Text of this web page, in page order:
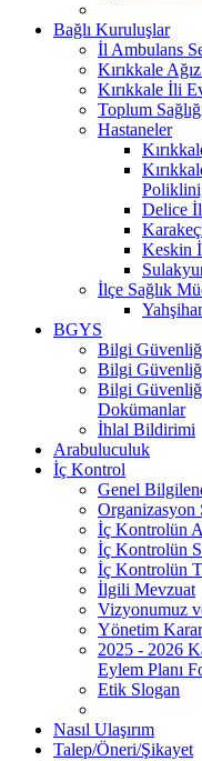
Bağlı Kuruluşlar
İl Ambulans
Kırıkkale
Kırıkkale İli
Toplum
Hastaneler
Delice
Keskin
İlçe Sağlık
BGYS
Bilgi
Bilgi
Bilgi
Dokümanlar
İhlal Bildirimi
Arabuluculuk
İç Kontrol
Genel
Organizasyon
İç Kontrolün
İç Kontrolün
İç Kontrolün
İlgili Mevzuat
Vizyonumuz
Yönetim
2025 - 2026
Eylem Planı
Etik Slogan
Nasıl Ulaşırım
Talep/Öneri/Şikayet